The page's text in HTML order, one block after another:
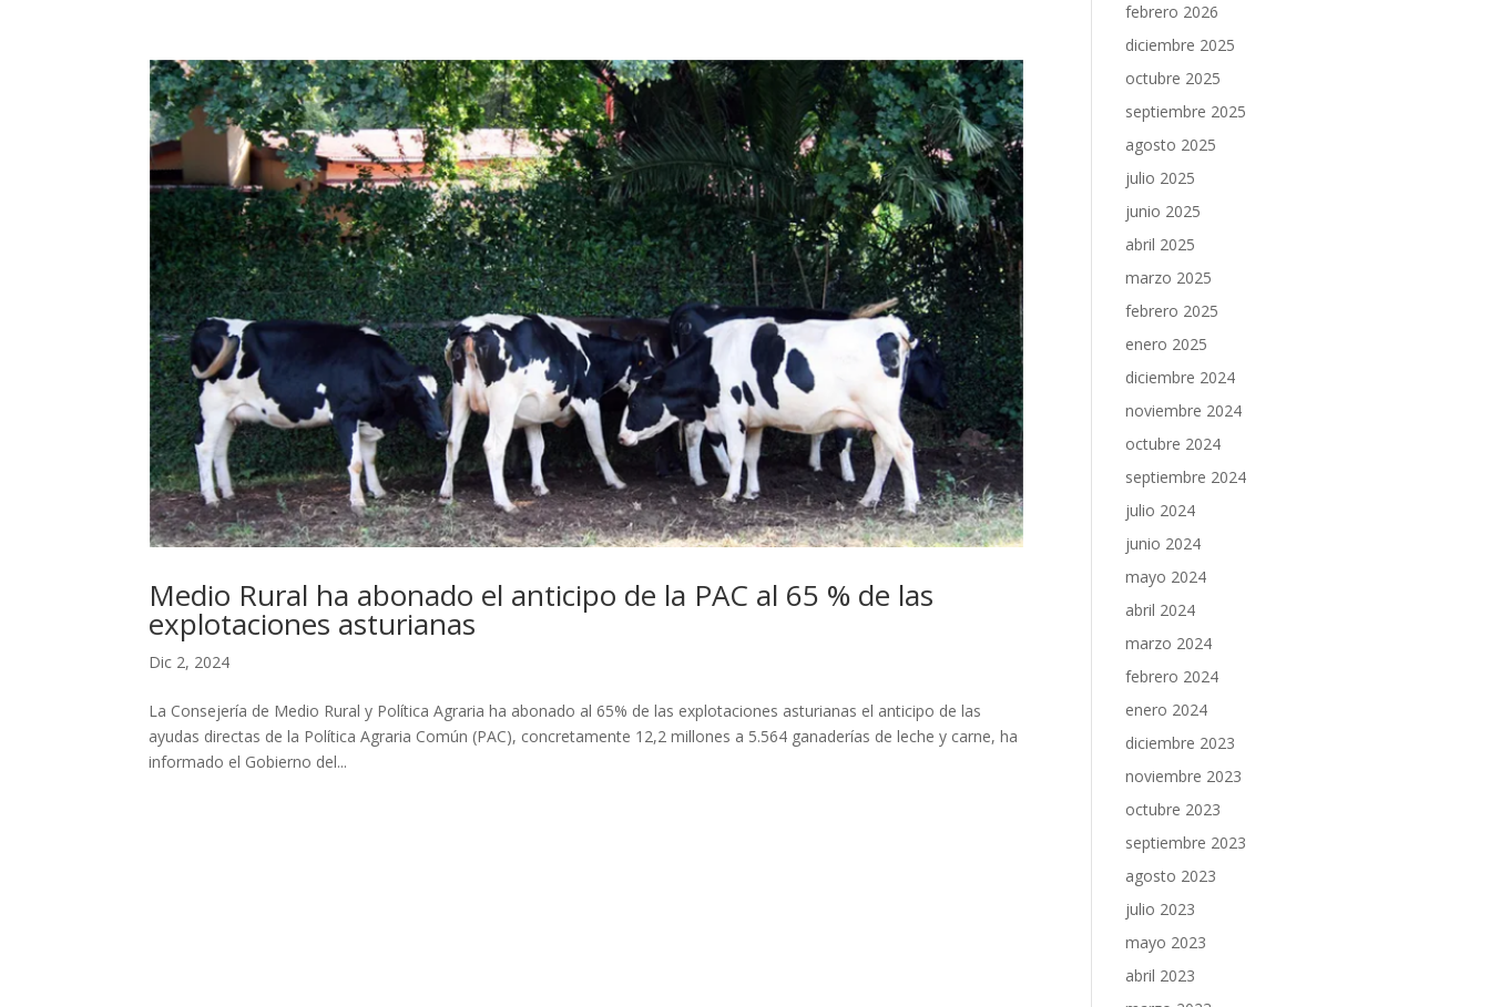
Medio Rural ha abonado el anticipo de la PAC al 65 % de las
explotaciones asturianas
Dic 2, 2024
La Consejería de Medio Rural y Política Agraria ha abonado al 65% de las explotaciones asturianas el anticipo de las
ayudas directas de la Política Agraria Común (PAC), concretamente 12,2 millones a 5.564 ganaderías de leche y carne, ha
informado el Gobierno del...
febrero 2026
diciembre 2025
octubre 2025
septiembre 2025
agosto 2025
julio 2025
junio 2025
abril 2025
marzo 2025
febrero 2025
enero 2025
diciembre 2024
noviembre 2024
octubre 2024
septiembre 2024
julio 2024
junio 2024
mayo 2024
abril 2024
marzo 2024
febrero 2024
enero 2024
diciembre 2023
noviembre 2023
octubre 2023
septiembre 2023
agosto 2023
julio 2023
mayo 2023
abril 2023